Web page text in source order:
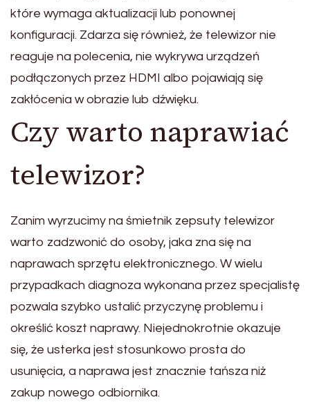
które wymaga aktualizacji lub ponownej
konfiguracji. Zdarza się również, że telewizor nie
reaguje na polecenia, nie wykrywa urządzeń
podłączonych przez HDMI albo pojawiają się
zakłócenia w obrazie lub dźwięku.
Czy warto naprawiać
telewizor?
Zanim wyrzucimy na śmietnik zepsuty telewizor
warto zadzwonić do osoby, jaka zna się na
naprawach sprzętu elektronicznego. W wielu
przypadkach diagnoza wykonana przez specjalistę
pozwala szybko ustalić przyczynę problemu i
określić koszt naprawy. Niejednokrotnie okazuje
się, że usterka jest stosunkowo prosta do
usunięcia, a naprawa jest znacznie tańsza niż
zakup nowego odbiornika.